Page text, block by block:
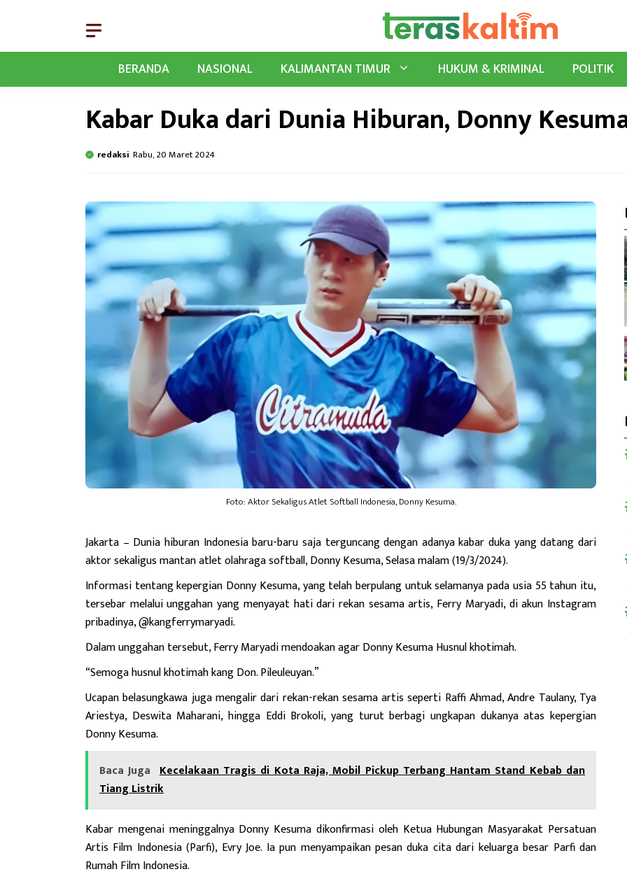
BERANDA
NASIONAL KALIMANTAN TIMUR HUKUM & KRIMINAL POLITIK
Kabar Duka dari Dunia Hiburan, Donny
redaksi Rabu, 20 Maret 2024
Foto: Aktor Sekaligus Atlet Softball Indonesia, Donny Kesuma.
Jakarta – Dunia hiburan Indonesia baru-baru saja terguncang dengan adanya kabar duka yang datang dari
aktor sekaligus mantan atlet olahraga softball, Donny Kesuma, Selasa malam (19/3/2024).
Informasi tentang kepergian Donny Kesuma, yang telah berpulang untuk selamanya pada usia 55 tahun itu,
tersebar melalui unggahan yang menyayat hati dari rekan sesama artis, Ferry Maryadi, di akun Instagram
pribadinya, @kangferrymaryadi.
Dalam unggahan tersebut, Ferry Maryadi mendoakan agar Donny Kesuma Husnul khotimah.
“Semoga husnul khotimah kang Don. Pileuleuyan.”
Ucapan belasungkawa juga mengalir dari rekan-rekan sesama artis seperti Raffi Ahmad, Andre Taulany, Tya
Ariestya, Deswita Maharani, hingga Eddi Brokoli, yang turut berbagi ungkapan dukanya atas kepergian
Donny Kesuma.
Baca Juga Kecelakaan Tragis di Kota Raja, Mobil Pickup Terbang Hantam Stand Kebab dan
Tiang Listrik
Kabar mengenai meninggalnya Donny Kesuma dikonfirmasi oleh Ketua Hubungan Masyarakat Persatuan
Artis Film Indonesia (Parfi), Evry Joe. Ia pun menyampaikan pesan duka cita dari keluarga besar Parfi dan
Rumah Film Indonesia.